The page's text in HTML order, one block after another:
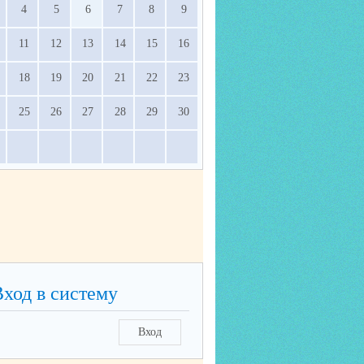
4 5 6 7 8 9
11 12 13 14 15 16
18 19 20 21 22 23
25 26 27 28 29 30
в систему
Вход